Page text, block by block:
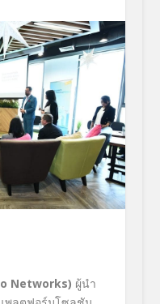
Networks) ผู้นำ